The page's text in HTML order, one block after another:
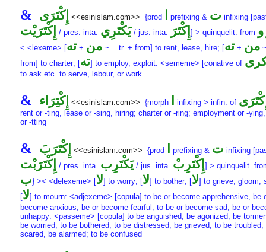
& إِكْتَرَى <<esinislam.com>> {prod prefixing & ت infixing
إِكْتَرَيْت / pres. inta. يَكْتَرِي / jus. inta. إِكْتَرَ ] > quinquelit. from -و
< <lexeme> [ من +ته ~ = tr. + from] to rent, lease, hire; [ من +ته
from] to charter; [ته] to employ, exploit: <sememe> [conative of
to ask etc. to serve, labour, or work
& إِكْتِرَاء <<esinislam.com>> {morph infixing > infin. of
rent or -ting, lease or -sing, hiring; charter or -ring; employment or -
or -tting
& إِكْتَرَبَ <<esinislam.com>> {prod prefixing & ت infixing
إِكْتَرَبْت / pres. inta. يَكْتَرِب / jus. inta. إِكْتَرِبْ ] > quinquelit.
ب} >< <delexeme> [لا] to worry; [لا] to bother; [لا] to grieve, gloom,
[لا] to mourn: <adjexeme> [copula] to be or become apprehensive, be
become anxious, be or become fearful; to be or become sad, be or
unhappy: <passeme> [copula] to be anguished, be agonized, be
be worried; to be bothered; to be distressed, be grieved; to be troubled;
scared, be alarmed; to be confused